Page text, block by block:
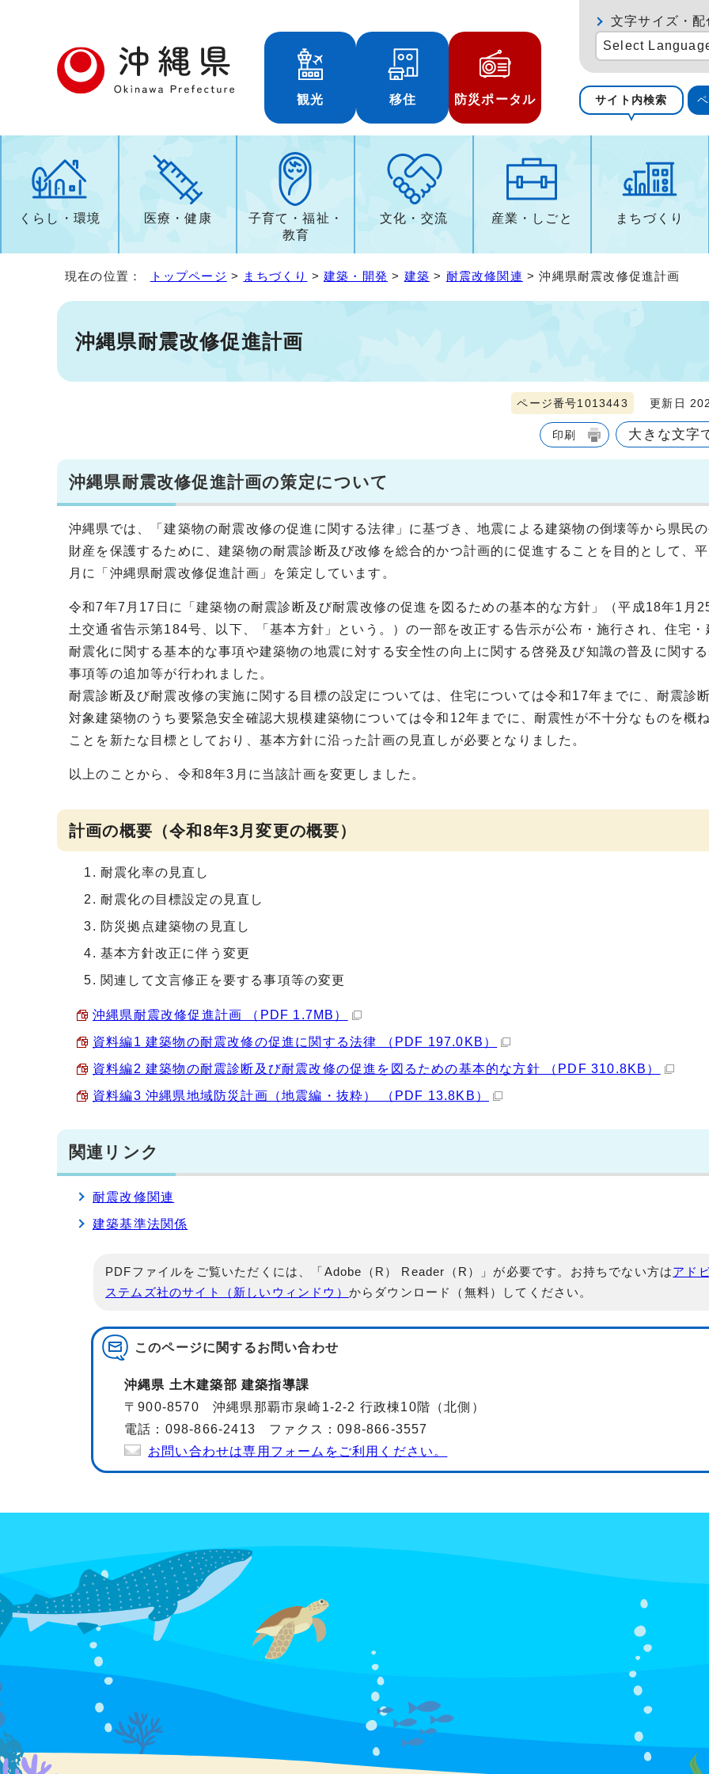
観光 移住 防災ポータル
文字サイズ・
Select
サイト内検索
くらし・環境 医療・健康
子育て・福祉・
教育
文化・交流 産業・しごと まちづくり
現在の位置： トップページ > まちづくり >建築・開発 > 建築 > 耐震改修関連 > 沖縄県耐震改修促進計画
沖縄県耐震改修促進計画
ページ番号1013443 更新日
印刷 大きな文字
沖縄県耐震改修促進計画の策定について
沖縄県では、「建築物の耐震改修の促進に関する法律」に基づき、地震による建築物の倒壊等から県民
財産を保護するために、建築物の耐震診断及び改修を総合的かつ計画的に促進することを目的として、
月に「沖縄県耐震改修促進計画」を策定しています。
令和7年7月17日に「建築物の耐震診断及び耐震改修の促進を図るための基本的な方針」（平成18年1月
土交通省告示第184号、以下、「基本方針」という。）の一部を改正する告示が公布・施行され、住宅・
耐震化に関する基本的な事項や建築物の地震に対する安全性の向上に関する啓発及び知識の普及に関す
事項等の追加等が行われました。
耐震診断及び耐震改修の実施に関する目標の設定については、住宅については令和17年までに、耐震診
対象建築物のうち要緊急安全確認大規模建築物については令和12年までに、耐震性が不十分なものを概
ことを新たな目標としており、基本方針に沿った計画の見直しが必要となりました。
以上のことから、令和8年3月に当該計画を変更しました。
計画の概要（令和8年3月変更の概要）
耐震化率の見直し
耐震化の目標設定の見直し
防災拠点建築物の見直し
基本方針改正に伴う変更
関連して文言修正を要する事項等の変更
沖縄県耐震改修促進計画 （PDF 1.7MB）
資料編1 建築物の耐震改修の促進に関する法律 （PDF 197.0KB）
資料編2 建築物の耐震診断及び耐震改修の促進を図るための基本的な方針 （PDF 310.8KB）
資料編3 沖縄県地域防災計画（地震編・抜粋） （PDF 13.8KB）
関連リンク
耐震改修関連
建築基準法関係
PDFファイルをご覧いただくには、「Adobe（R） Reader（R）」が必要です。お持ちでない方はアド
ステムズ社のサイト（新しいウィンドウ） からダウンロード（無料）してください。
このページに関するお問い合わせ
沖縄県 土木建築部 建築指導課
〒900-8570 沖縄県那覇市泉崎1-2-2 行政棟10階（北側）
電話：098-866-2413 ファクス：098-866-3557
お問い合わせは専用フォームをご利用ください。